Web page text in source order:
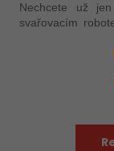
Nechcete už
svařovacím
společnosti v
svařováním v